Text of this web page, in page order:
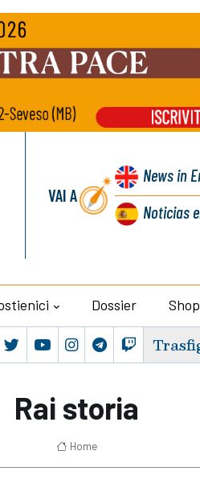
VAI A
Newsin
Noticias
Dossier Shop
Rai storia
Home